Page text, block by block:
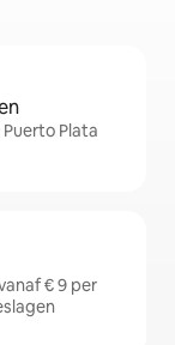
Plata
€ 9 per